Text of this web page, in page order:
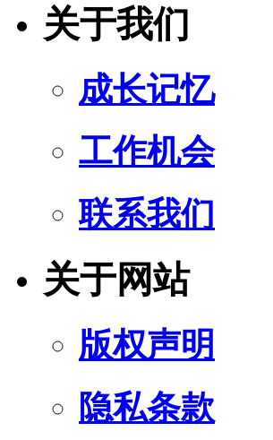
关于我们
成长记忆
工作机会
联系我们
关于网站
版权声明
隐私条款